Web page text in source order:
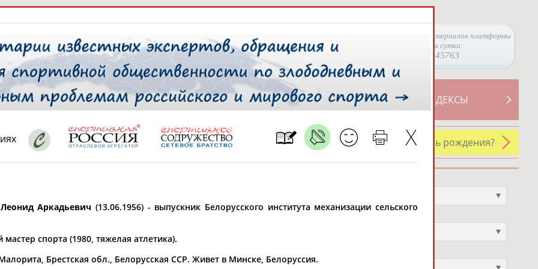
Просмотры материалов платформы
за сутки:
45763
СВОДНЫЕ ИНДЕКСЫ
ТАБЛО АКТИВНОСТИ
РЕСУРСНАЯ ПЛОЩАДКА
У кого сегодня день рождения?
* для действующих спортсменов
рождения
Аркадьевич (13.06.1956) - выпускник Белорусского института механизации сельского
спорта (1980, тяжелая атлетика).
Брестская обл., Белорусская ССР. Живет в Минске, Белоруссия.